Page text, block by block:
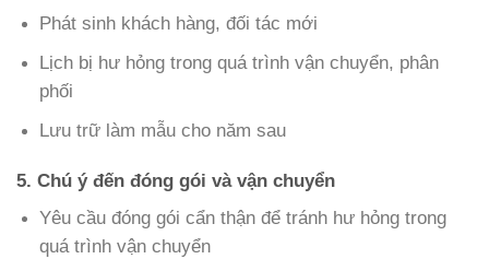
Phát sinh khách hàng, đối tác mới
Lịch bị hư hỏng trong quá trình vận chuyển, phân
phối
Lưu trữ làm mẫu cho năm sau
5. Chú ý đến đóng gói và vận chuyển
Yêu cầu đóng gói cẩn thận để tránh hư hỏng trong
quá trình vận chuyển